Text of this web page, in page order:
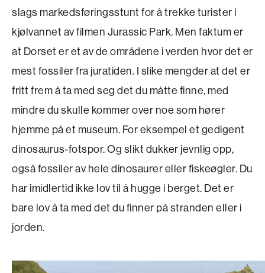
slags markedsføringsstunt for å trekke turister i
kjølvannet av filmen Jurassic Park. Men faktum er
at Dorset er et av de områdene i verden hvor det er
mest fossiler fra juratiden. I slike mengder at det er
fritt frem å ta med seg det du måtte finne, med
mindre du skulle kommer over noe som hører
hjemme på et museum. For eksempel et gedigent
dinosaurus-fotspor. Og slikt dukker jevnlig opp,
også fossiler av hele dinosaurer eller fiskeøgler. Du
har imidlertid ikke lov til å hugge i berget. Det er
bare lov å ta med det du finner på stranden eller i
jorden.